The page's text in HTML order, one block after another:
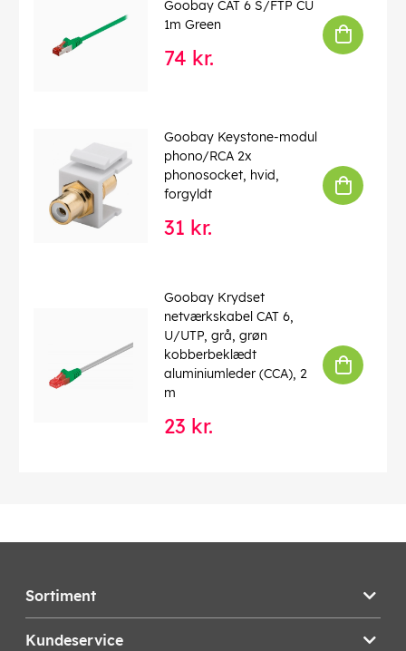
: Glass Fibre G.657.A2
LSZH overensstemmelse: ja
4040849596056
Goobay CAT 6 S/FTP CU
1m Green
74 kr.
Goobay Keystone-modul
phono/RCA 2x
phonosocket, hvid,
forgyldt
31 kr.
Goobay Krydset
netværkskabel CAT 6,
U/UTP, grå, grøn
kobberbeklædt
aluminiumleder (CCA), 2
m
23 kr.
Sortiment
Kundeservice